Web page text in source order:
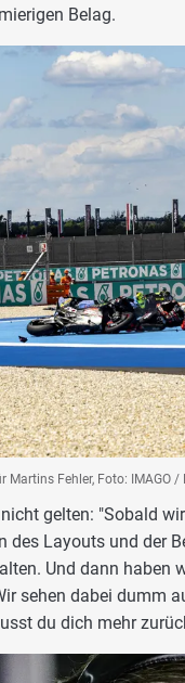
Belag.
Martins Fehler, Foto: IMAGO
gelten: "Sobald
des Layouts und der
Und dann haben
sehen dabei dumm
du dich mehr